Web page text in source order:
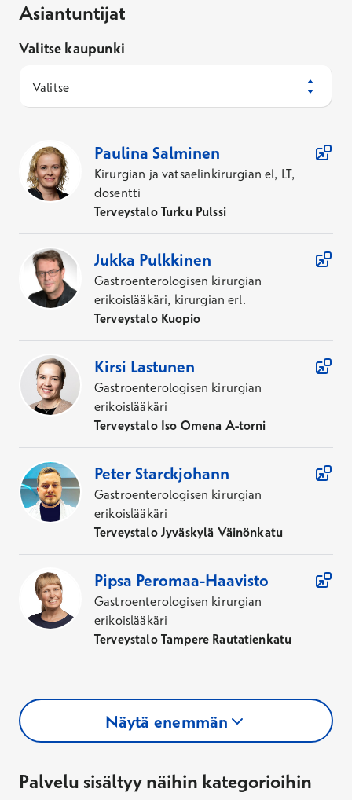
Asiantuntijat
Valitse kaupunki
Valitse
Paulina Salminen
Kirurgian ja vatsaelinkirurgian el, LT,
dosentti
Terveystalo Turku Pulssi
Jukka Pulkkinen
Gastroenterologisen kirurgian
erikoislääkäri, kirurgian erl.
Terveystalo Kuopio
Kirsi Lastunen
Gastroenterologisen kirurgian
erikoislääkäri
Terveystalo Iso Omena A-torni
PeterStarckjohann
Gastroenterologisen kirurgian
erikoislääkäri
Terveystalo Jyväskylä Väinönkatu
Pipsa Peromaa-Haavisto
Gastroenterologisen kirurgian
erikoislääkäri
Terveystalo Tampere Rautatienkatu
Näytä enemmän
Palvelu sisältyy näihin kategorioihin